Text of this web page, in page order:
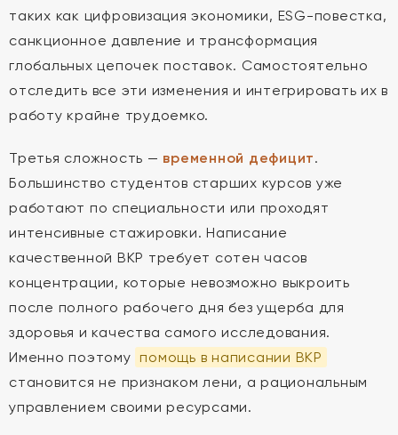
таких как цифровизация экономики, ESG-повестка,
санкционное давление и трансформация
глобальных цепочек поставок. Самостоятельно
отследить все эти изменения и интегрировать их в
работу крайне трудоемко.
Третья сложность — временной дефицит.
Большинство студентов старших курсов уже
работают по специальности или проходят
интенсивные стажировки. Написание
качественной ВКР требует сотен часов
концентрации, которые невозможно выкроить
после полного рабочего дня без ущерба для
здоровья и качества самого исследования.
Именно поэтому помощь в написании ВКР
становится не признаком лени, а рациональным
управлением своими ресурсами.